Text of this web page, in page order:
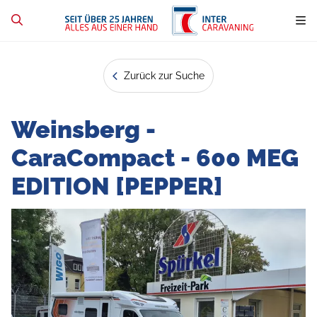
Zurück zur Suche
Weinsberg -
CaraCompact - 600 MEG
EDITION [PEPPER]